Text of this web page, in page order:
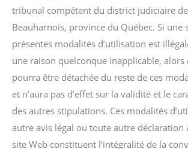
tribunal compétent du district judiciaire
Beauharnois, province du Québec. Si une
présentes modalités d’utilisation est
une raison quelconque inapplicable,
pourra être détachée du reste de ces
et n’aura pas d’effet sur la validité et le
des autres stipulations. Ces modalités
autre avis légal ou toute autre déclaration
site Web constituent l’intégralité de la